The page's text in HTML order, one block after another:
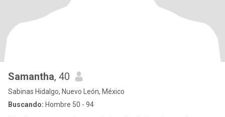
Samantha, 40
Sabinas Hidalgo, Nuevo León, México
Buscando: Hombre 50 - 94